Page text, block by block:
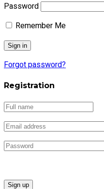
Password
Remember Me
Forgot password?
Registration
Sign up